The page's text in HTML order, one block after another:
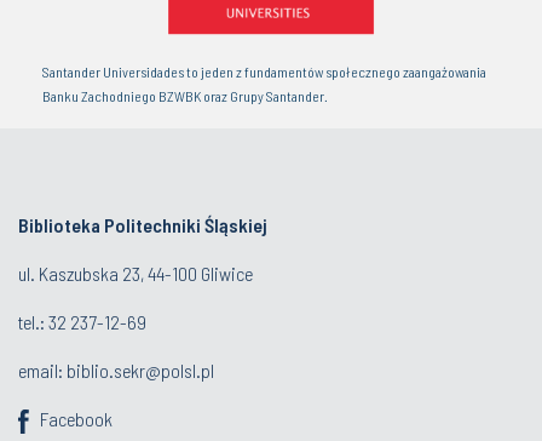
Santander Universidades to jeden z fundamentów społecznego zaangażowania
Banku Zachodniego BZWBK oraz Grupy Santander.
Biblioteka Politechniki Śląskiej
ul. Kaszubska 23, 44-100 Gliwice
tel.: 32 237-12-69
email: biblio.sekr@polsl.pl
Facebook